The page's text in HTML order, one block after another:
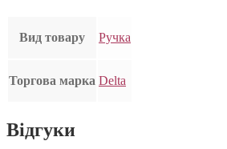
Вид товару Ручка
Торгова марка Delta
Відгуки